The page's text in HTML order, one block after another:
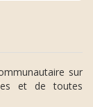
sur
et de toutes